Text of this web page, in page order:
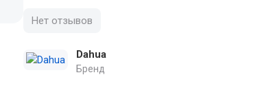
Нет отзывов
Dahua
Бренд